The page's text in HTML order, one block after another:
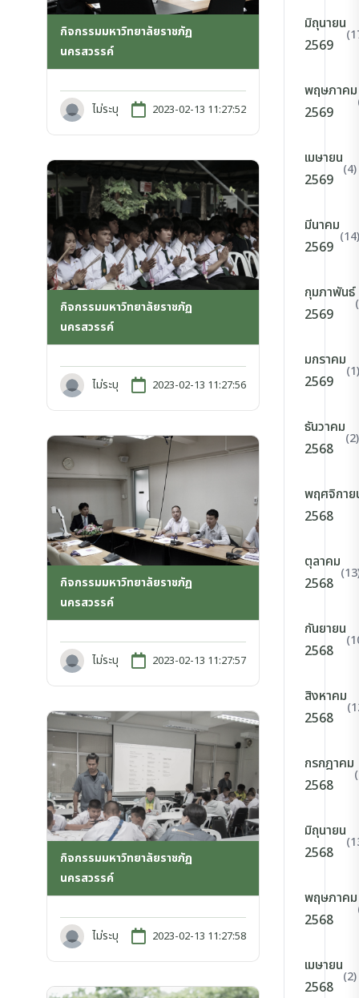
กิจกรรมมหาวิทยาลัยราชภัฏ
นครสวรรค์
ไม่ระบุ 2023-02-13 11:27:52
กิจกรรมมหาวิทยาลัยราชภัฏ
นครสวรรค์
ไม่ระบุ 2023-02-13 11:27:56
กิจกรรมมหาวิทยาลัยราชภัฏ
นครสวรรค์
ไม่ระบุ 2023-02-13 11:27:57
กิจกรรมมหาวิทยาลัยราชภัฏ
นครสวรรค์
ไม่ระบุ 2023-02-13 11:27:58
มิถุนายน
2569
พฤษภาคม
2569
เมษายน
2569
(4)
มีนาคม
2569
(14)
กุมภาพันธ์
2569
มกราคม
2569
(1)
ธันวาคม
2568
(2)
พฤศจิกาย
2568
ตุลาคม
2568
กันยายน
2568
สิงหาคม
2568
กรกฎาคม
2568
มิถุนายน
2568
พฤษภาคม
2568
เมษายน
2568
(2)